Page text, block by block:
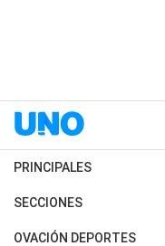
PRINCIPALES
Últimas Noticias
Política
SECCIONES
Horóscopo
OVACIÓN DEPORTES